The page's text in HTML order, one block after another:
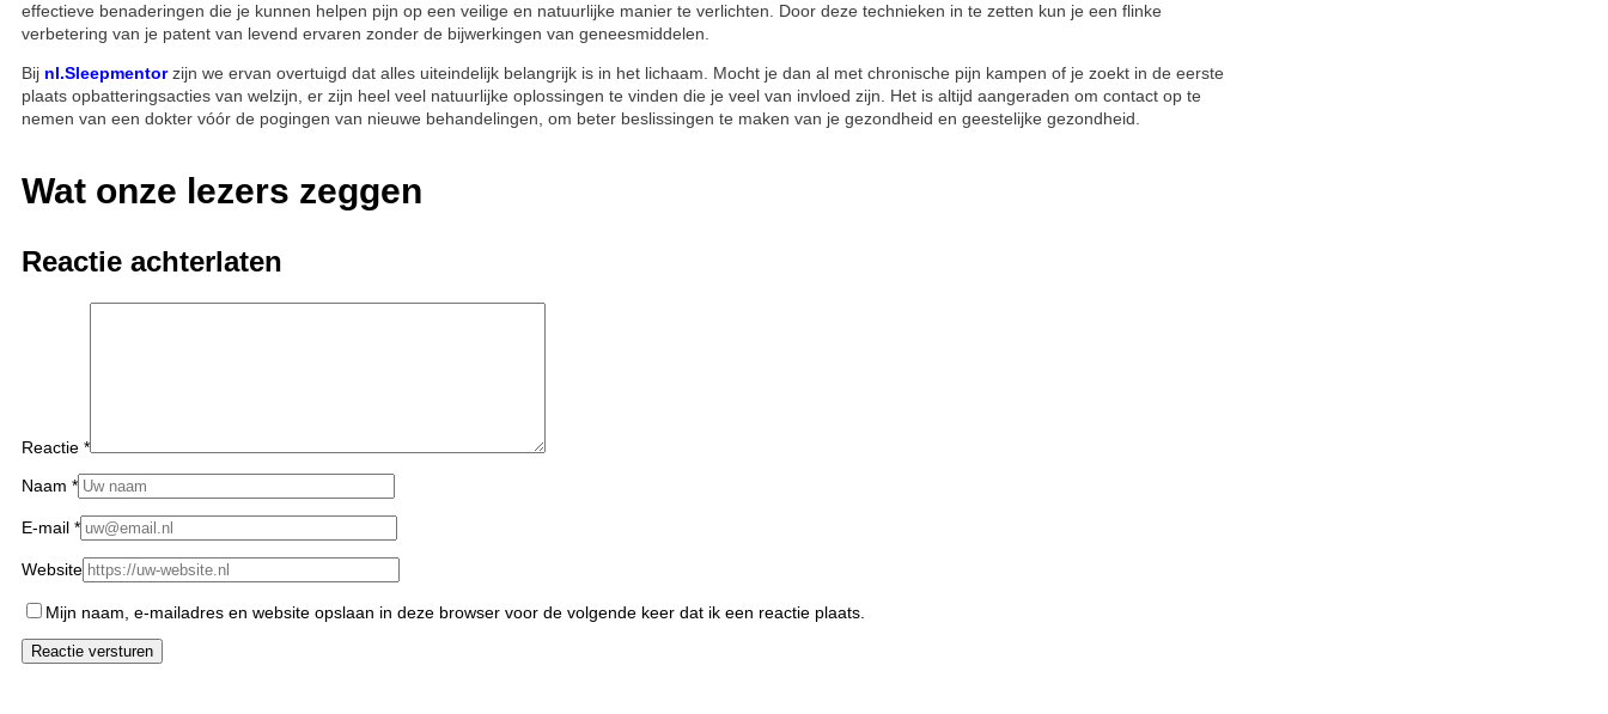
effectieve benaderingen die je kunnen helpen pijn op een veilige en natuurlijke manier te verlichten. Door deze technieken in te zetten kun je een flinke
verbetering van je patent van levend ervaren zonder de bijwerkingen van geneesmiddelen.
Bij nl.Sleepmentorzijn we ervan overtuigd dat alles uiteindelijk belangrijk is in het lichaam. Mocht je dan al met chronische pijn kampen of je zoekt in de eerste
plaats opbatteringsacties van welzijn, er zijn heel veel natuurlijke oplossingen te vinden die je veel van invloed zijn. Het is altijd aangeraden om contact op te
nemen van een dokter vóór de pogingen van nieuwe behandelingen, om beter beslissingen te maken van je gezondheid en geestelijke gezondheid.
Wat onze lezers zeggen
Reactie achterlaten
Reactie *
Naam *
E-mail *
Website
Mijn naam, e-mailadres en website opslaan in deze browser voor de volgende keer dat ik een reactie plaats.